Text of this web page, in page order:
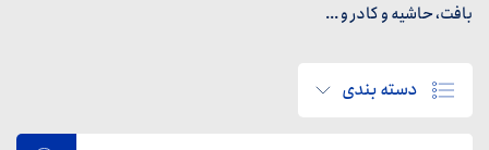
بافت، حاشیه و کادر و ...
دسته بندی